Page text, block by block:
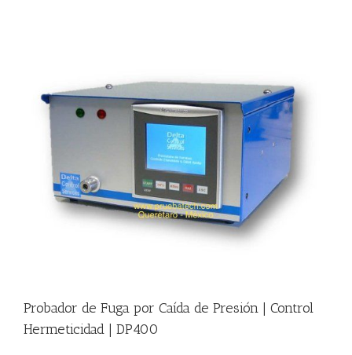
Probador de Fuga por Caída de Presión | Control
Hermeticidad | DP400